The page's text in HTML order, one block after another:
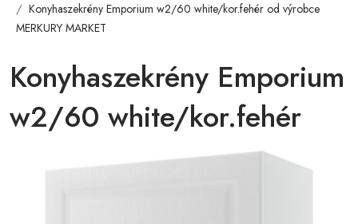
Konyhaszekrény Emporium w2/60 white/kor.fehér od výrobce
MERKURY MARKET
Konyhaszekrény Emporium
w2/60 white/kor.fehér